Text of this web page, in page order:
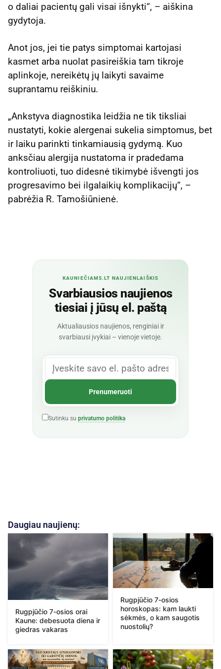
o daliai pacientų gali visai išnykti“, – aiškina
gydytoja.
Anot jos, jei tie patys simptomai kartojasi
kasmet arba nuolat pasireiškia tam tikroje
aplinkoje, nereikėtų jų laikyti savaime
suprantamu reiškiniu.
„Ankstyva diagnostika leidžia ne tik tiksliai
nustatyti, kokie alergenai sukelia simptomus, bet
ir laiku parinkti tinkamiausią gydymą. Kuo
anksčiau alergija nustatoma ir pradedama
kontroliuoti, tuo didesnė tikimybė išvengti jos
progresavimo bei ilgalaikių komplikacijų“, –
pabrėžia R. Tamošiūnienė.
KAUNIEČIAMS.LT NAUJIENLAIŠKIS
Svarbiausios naujienos
tiesiai į jūsų el. paštą
Aktualiausios naujienos, renginiai ir
svarbiausi įvykiai – vienoje vietoje.
Sutinku su privatumo politika
Daugiau naujienų:
Rugpjūčio 7-osios orai
Kaune: debesuota diena ir
giedras vakaras
Rugpjūčio 7-osios
horoskopas: kam laukti
sėkmės, o kam saugotis
nuostolių?